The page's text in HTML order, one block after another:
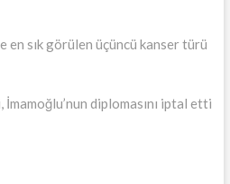
en sık görülen üçüncü kanser türü
diplomasını iptal etti